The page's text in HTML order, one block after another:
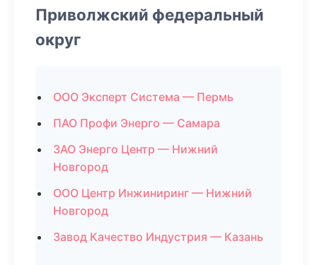
Приволжский федеральный
округ
ООО Эксперт Система — Пермь
ПАО Профи Энерго — Самара
ЗАО Энерго Центр — Нижний
Новгород
ООО Центр Инжиниринг — Нижний
Новгород
Завод Качество Индустрия — Казань